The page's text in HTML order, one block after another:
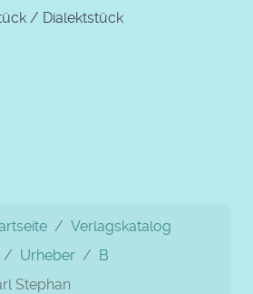
/ Dialektstück
Verlagskatalog
Urheber
B
Stephan